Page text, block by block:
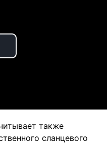
также
сланцевого